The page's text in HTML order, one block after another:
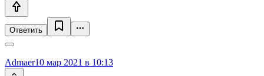
Ответить
Admaer10 мар 2021 в 10:13